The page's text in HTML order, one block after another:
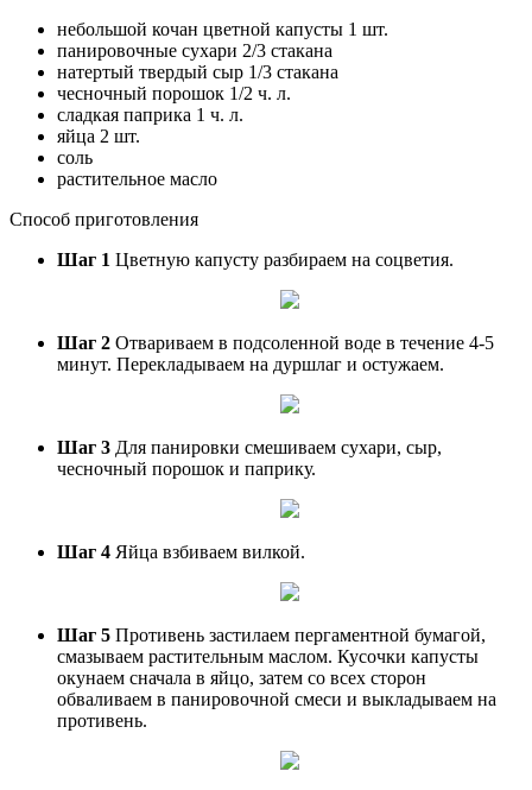
небольшой кочан цветной капусты 1 шт.
панировочные сухари 2/3 стакана
натертый твердый сыр 1/3 стакана
чесночный порошок 1/2 ч. л.
сладкая паприка 1 ч. л.
яйца 2 шт.
соль
растительное масло
Способ приготовления
Шаг 1 Цветную капусту разбираем на соцветия.
Шаг 2 Отвариваем в подсоленной воде в течение 4-5
минут. Перекладываем на дуршлаг и остужаем.
Шаг 3 Для панировки смешиваем сухари, сыр,
чесночный порошок и паприку.
Шаг 4 Яйца взбиваем вилкой.
Шаг 5 Противень застилаем пергаментной бумагой,
смазываем растительным маслом. Кусочки капусты
окунаем сначала в яйцо, затем со всех сторон
обваливаем в панировочной смеси и выкладываем на
противень.